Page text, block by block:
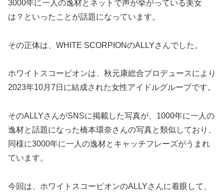
3000年に一人の逸材とネットで声が挙がっている美女
は？といったことが話題になっています。
その正体は、WHITE SCORPIONのALLYさんでした。
ホワイトスコーピオンは、秋元康総合プロデュースにより
2023年10月7日に結成された女性アイドルグループです。
そのALLYさんがSNSに掲載した写真が、1000年に一人の
逸材と話題になった橋本環奈さんの写真と類似しており、
同様に3000年に一人の逸材とキャッチフレーズがうまれ
ています。
今回は、ホワイトスコーピオンのALLYさんに着眼して、